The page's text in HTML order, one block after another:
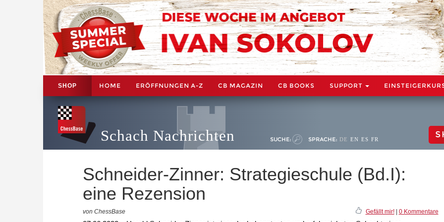
SHOP HOME ERÖFFNUNGEN A-Z CB MAGAZIN CB BOOKS SUPPORT
Schach Nachrichten SUCHE: SPRACHE: DE EN ES FR
Schneider-Zinner: Strategieschule (Bd.I):
eine Rezension
von ChessBase Gefällt mir!| 0 Kommentare